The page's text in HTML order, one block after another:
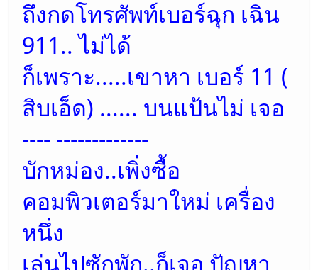
ถึงกดโทรศัพท์เบอร์ฉุก เฉิน
911.. ไม่ได้
ก็เพราะ.....เขาหา เบอร์ 11 (
สิบเอ็ด) ...... บนแป้นไม่ เจอ
---- -------------
บักหม่อง..เพิ่งซื้อ
คอมพิวเตอร์มาใหม่ เครื่อง
หนึ่ง
เล่นไปซักพัก..ก็เจอ ปัญหา